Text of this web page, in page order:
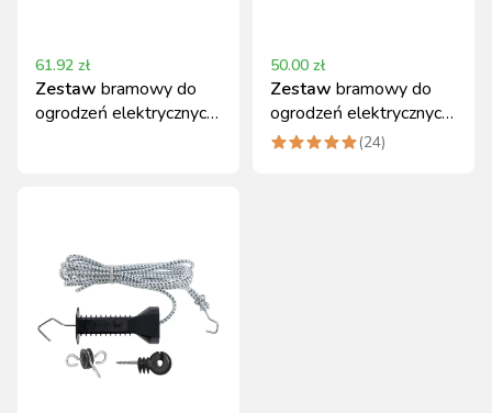
61.92 zł
Zestaw bramowy do
ogrodzeń elektrycznych
50.00 zł
Zestaw bramowy do
ogrodzeń elektrycznych
Eco 3-6 m Kerbl
(24)